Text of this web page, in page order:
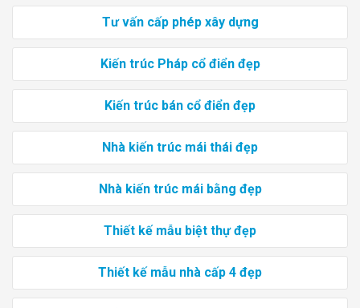
Tư vấn cấp phép xây dựng
Kiến trúc Pháp cổ điển đẹp
Kiến trúc bán cổ điển đẹp
Nhà kiến trúc mái thái đẹp
Nhà kiến trúc mái bằng đẹp
Thiết kế mẫu biệt thự đẹp
Thiết kế mẫu nhà cấp 4 đẹp